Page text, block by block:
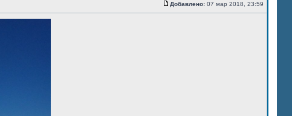
Добавлено: 07 мар 2018, 23:59